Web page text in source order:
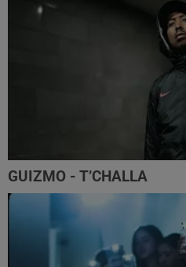
GUIZMO - T’CHALLA